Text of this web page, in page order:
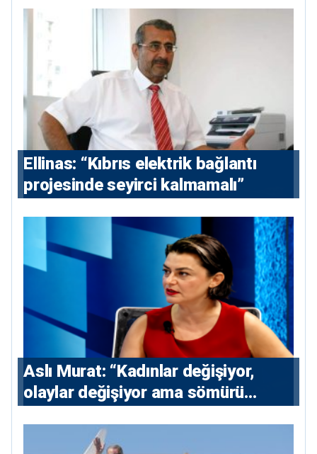
Ellinas: “Kıbrıs elektrik bağlantı
projesinde seyirci kalmamalı”
Aslı Murat: “Kadınlar değişiyor,
olaylar değişiyor ama sömürü